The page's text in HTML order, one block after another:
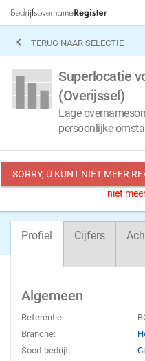
 TERUG NAAR SELECTIE
Superlocatie
(Overijssel)
Lage
persoonlijke
SORRY, U KUNT NIET MEER
niet
Profiel Cijfers
Algemeen
Referentie:
Branche:
Soort bedrijf: